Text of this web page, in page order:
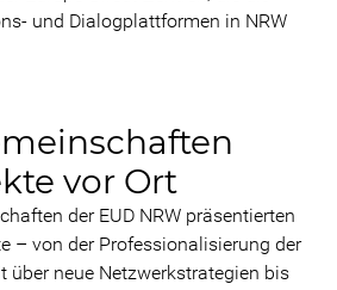
und Dialogplattformen in NRW
vor Ort
der EUD NRW präsentierten
– von der Professionalisierung der
über neue Netzwerkstrategien bis